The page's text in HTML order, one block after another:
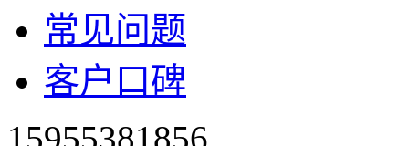
常见问题
客户口碑